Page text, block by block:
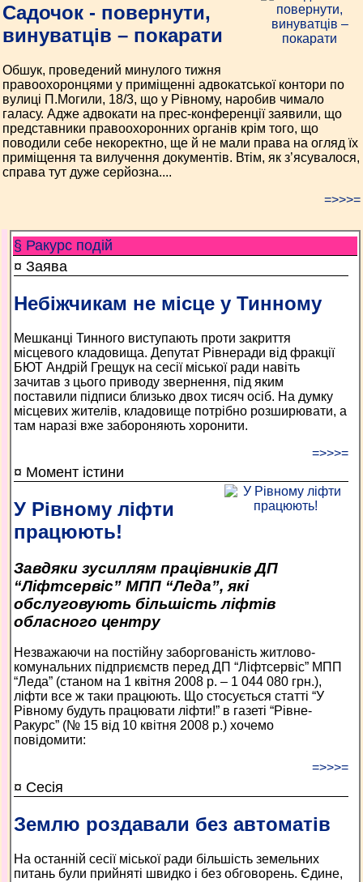
Садочок - повернути,
винуватців – покарати
Обшук, проведений минулого тижня
правоохоронцями у приміщенні адвокатської контори по
вулиці П.Могили, 18/3, що у Рівному, наробив чимало
галасу. Адже адвокати на прес-конференції заявили, що
представники правоохоронних органів крім того, що
поводили себе некоректно, ще й не мали права на огляд їх
приміщення та вилучення документів. Втім, як з’ясувалося,
справа тут дуже серйозна....
=>>>=
§ Ракурс подій
¤ Заява
Небіжчикам не місце у Тинному
Мешканці Тинного виступають проти закриття
місцевого кладовища. Депутат Рівнеради від фракції
БЮТ Андрій Грещук на сесії міської ради навіть
зачитав з цього приводу звернення, під яким
поставили підписи близько двох тисяч осіб. На думку
місцевих жителів, кладовище потрібно розширювати, а
там наразі вже забороняють хоронити.
=>>>=
¤ Момент істини
У Рівному ліфти
працюють!
Завдяки зусиллям працівників ДП
“Ліфтсервіс” МПП “Леда”, які
обслуговують більшість ліфтів
обласного центру
Незважаючи на постійну заборгованість житлово-
комунальних підприємств перед ДП “Ліфтсервіс” МПП
“Леда” (станом на 1 квітня 2008 р. – 1 044 080 грн.),
ліфти все ж таки працюють. Що стосується статті “У
Рівному будуть працювати ліфти!” в газеті “Рівне-
Ракурс” (№ 15 від 10 квітня 2008 р.) хочемо
повідомити:
=>>>=
¤ Сесія
Землю роздавали без автоматів
На останній сесії міської ради більшість земельних
питань були прийняті швидко і без обговорень. Єдине,